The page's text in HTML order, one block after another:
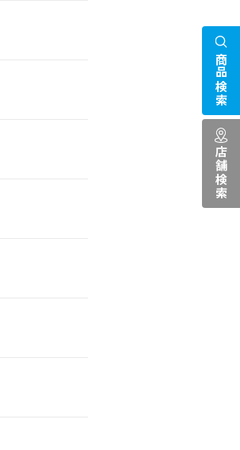
商品検索
店舗検索